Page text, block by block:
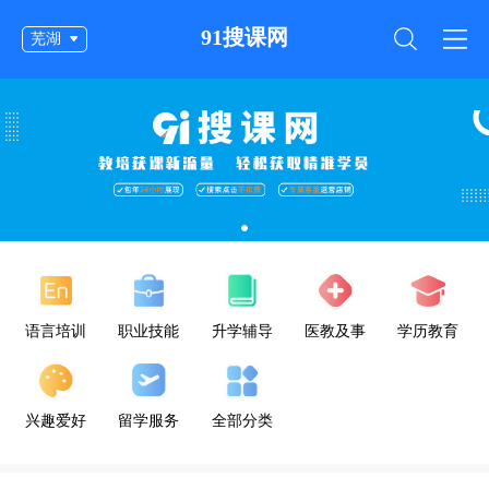
芜湖 91搜课网
语言培训 职业技能 升学辅导
医教及事
学历教育
兴趣爱好 留学服务 全部分类